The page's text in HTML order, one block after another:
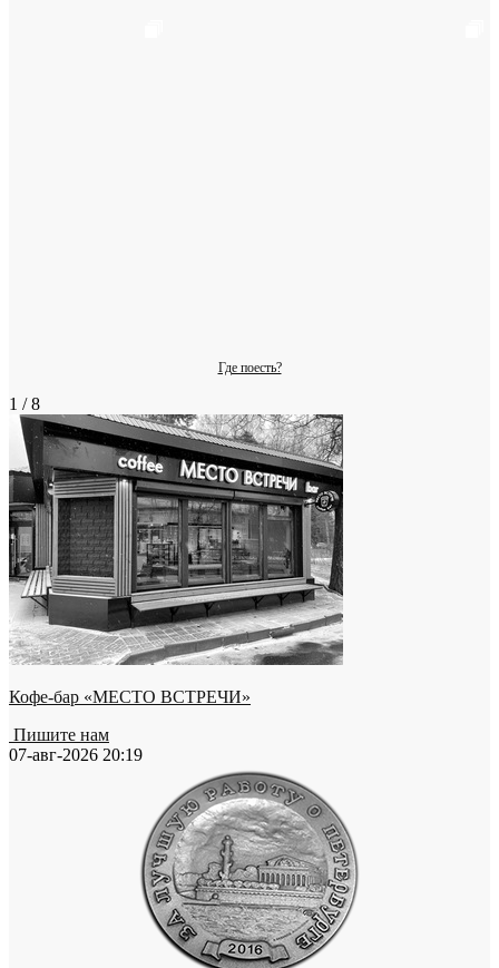
Где поесть?
1 / 8
Кофе-бар «МЕСТО ВСТРЕЧИ»
Пишите нам
07-авг-2026 20:19